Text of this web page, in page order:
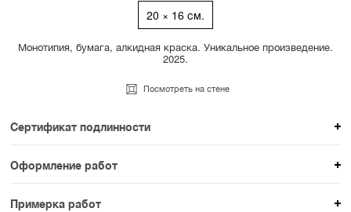
20 × 16 см.
Монотипия, бумага, алкидная краска. Уникальное произведение.
2025.
Посмотреть на стене
Сертификат подлинности
К каждому авторскому произведению мы
прикладываем сертификат подлинности. Для товаров
раздела SAMPLE СЕРИЯ сертификаты не
Оформление работ
При покупке произведения вы можете выбрать и
Примерка работ